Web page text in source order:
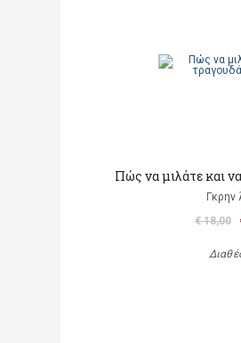
Πώς να μιλάτε και
Γκρην
€ 18,00